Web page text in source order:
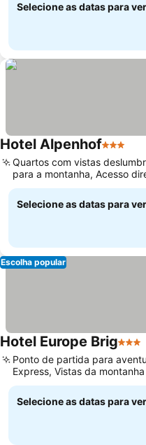
Selecione as datas para
Hotel Alpenhof3 Estrelas
Quartos com vistas
para a montanha, Acesso
in/ski-out
Selecione as datas para
Escolha popular
Hotel Europe Brig3
Ponto de partida para
Express, Vistas da
selecionados
Selecione as datas para